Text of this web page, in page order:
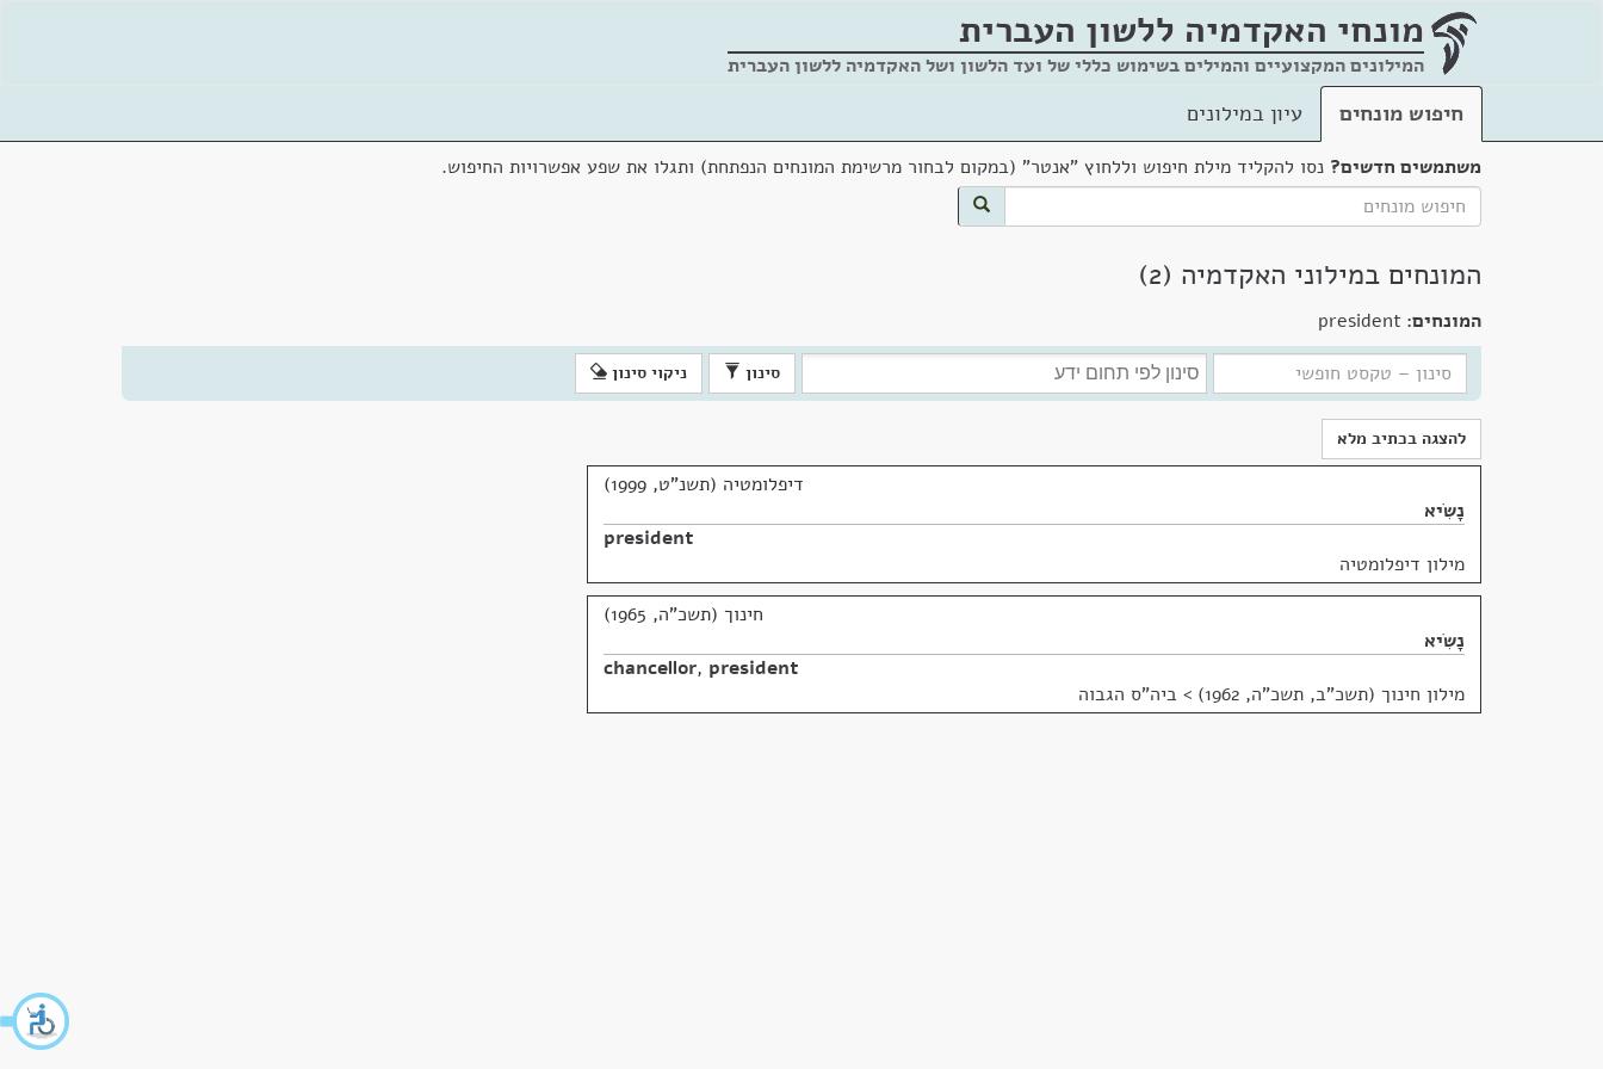
מונחי האקדמיה ללשון העברית
המילונים המקצועיים והמילים בשימוש כללי של ועד הלשון ושל האקדמיה ללשון העברית
חיפוש מונחים עיון במילונים
משתמשים חדשים? נסו להקליד מילת חיפוש וללחוץ "אנטר" (במקום לבחור מרשימת המונחים הנפתחת) ותגלו את שפע אפשרויות החיפוש.
המונחים במילוני האקדמיה (2)
המונחים: president
סינון ניקוי סינון
להצגה בכתיב מלא
דיפלומטיה (תשנ"ט, 1999)
נָשִׂיא
president
מילון דיפלומטיה
חינוך (תשכ"ה, 1965)
נָשִׂיא
chancellor, president
מילון חינוך (תשכ"ב, תשכ"ה, 1962)
> ביה"ס הגבוה